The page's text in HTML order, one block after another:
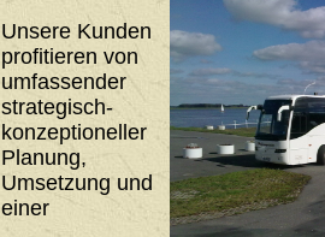
Unsere Kunden
profitieren von
umfassender
strategisch-
konzeptioneller
Planung,
Umsetzung und
einer